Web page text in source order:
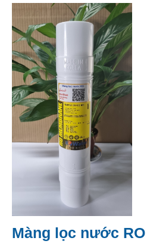
Màng lọc nước RO